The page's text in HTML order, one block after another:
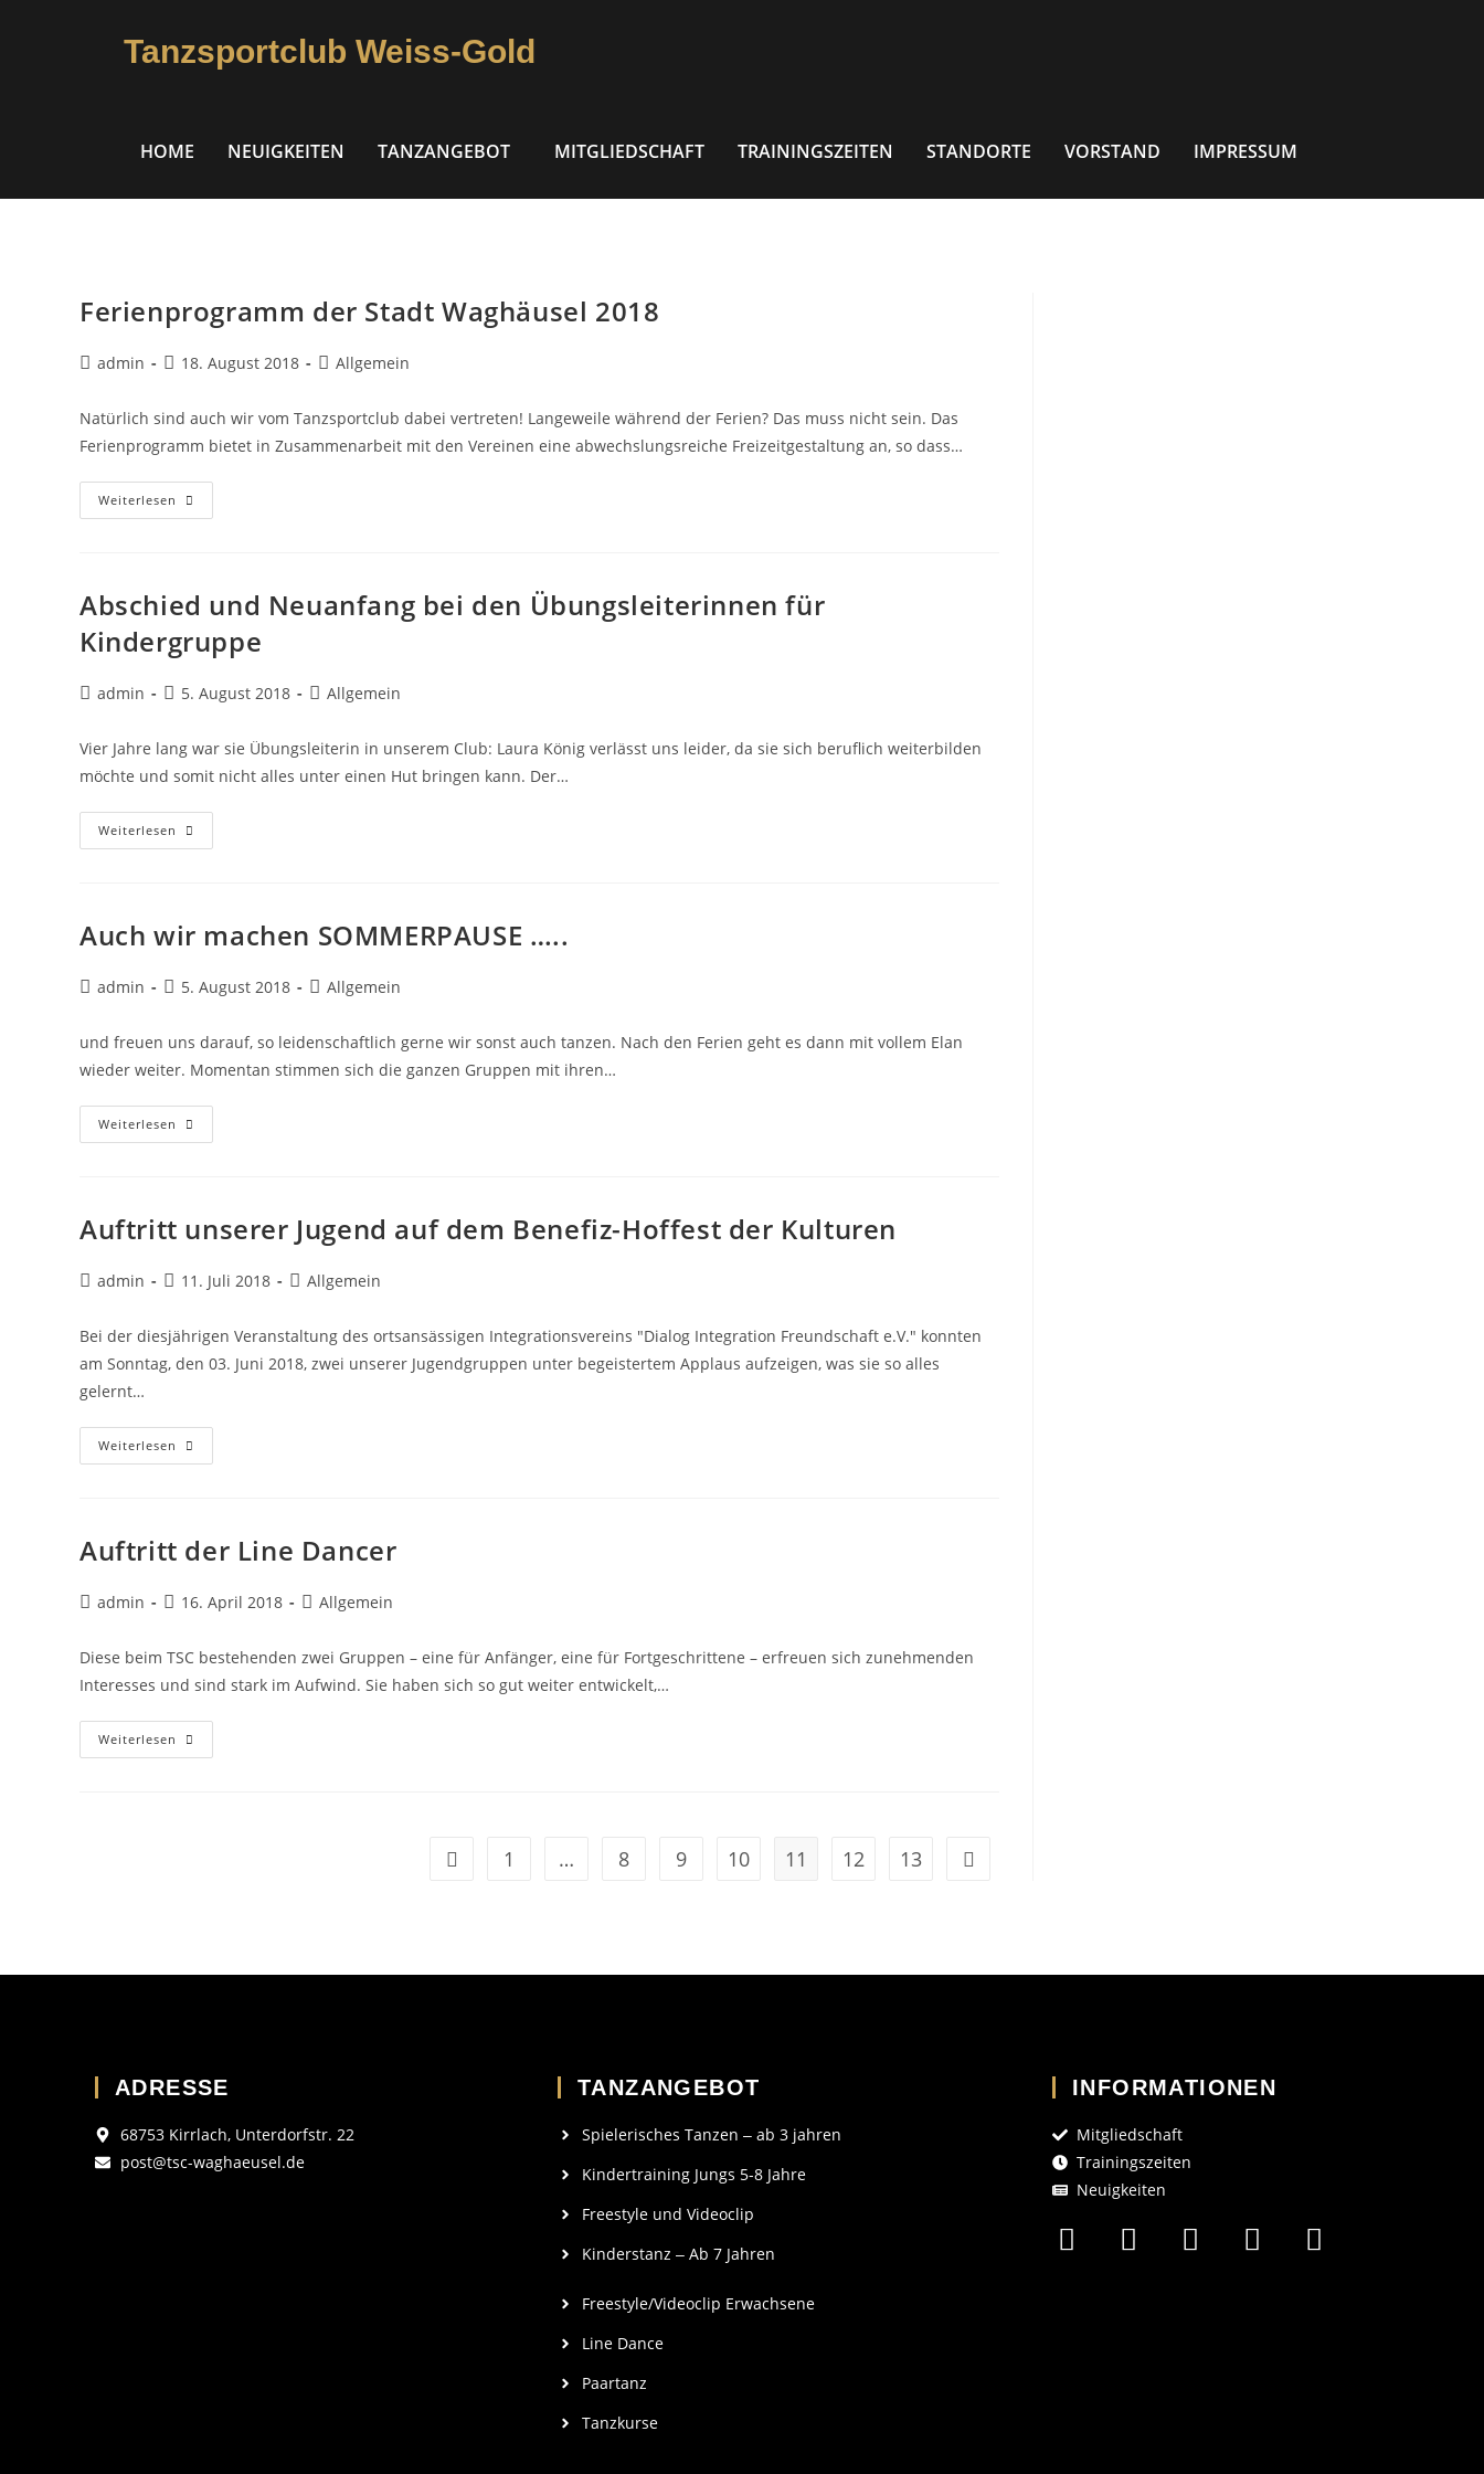
Tanzsportclub Weiss-Gold
HOME NEUIGKEITEN TANZANGEBOT MITGLIEDSCHAFT TRAININGSZEITEN STANDORTE VORSTAND IMPRESSUM
Ferienprogramm der Stadt Waghäusel 2018
admin 18. August 2018 Allgemein
Natürlich sind auch wir vom Tanzsportclub dabei vertreten! Langeweile während der Ferien? Das muss nicht sein. Das
Ferienprogramm bietet in Zusammenarbeit mit den Vereinen eine abwechslungsreiche Freizeitgestaltung an, so dass…
Weiterlesen
Abschied und Neuanfang bei den Übungsleiterinnen für
Kindergruppe
admin 5. August 2018 Allgemein
Vier Jahre lang war sie Übungsleiterin in unserem Club: Laura König verlässt uns leider, da sie sich beruflich weiterbilden
möchte und somit nicht alles unter einen Hut bringen kann. Der…
Weiterlesen
Auch wir machen SOMMERPAUSE …..
admin 5. August 2018 Allgemein
und freuen uns darauf, so leidenschaftlich gerne wir sonst auch tanzen. Nach den Ferien geht es dann mit vollem Elan
wieder weiter. Momentan stimmen sich die ganzen Gruppen mit ihren…
Weiterlesen
Auftritt unserer Jugend auf dem Benefiz-Hoffest der Kulturen
admin 11. Juli 2018 Allgemein
Bei der diesjährigen Veranstaltung des ortsansässigen Integrationsvereins "Dialog Integration Freundschaft e.V." konnten
am Sonntag, den 03. Juni 2018, zwei unserer Jugendgruppen unter begeistertem Applaus aufzeigen, was sie so alles
gelernt…
Weiterlesen
Auftritt der Line Dancer
admin 16. April 2018 Allgemein
Diese beim TSC bestehenden zwei Gruppen – eine für Anfänger, eine für Fortgeschrittene – erfreuen sich zunehmenden
Interesses und sind stark im Aufwind. Sie haben sich so gut weiter entwickelt,…
Weiterlesen
1 … 8 9 10 11 12 13
ADRESSE
68753 Kirrlach, Unterdorfstr. 22
post@tsc-waghaeusel.de
TANZANGEBOT
Spielerisches Tanzen ‒ ab 3 jahren
Kindertraining Jungs 5-8 Jahre
Freestyle und Videoclip
Kinderstanz ‒ Ab 7 Jahren
Freestyle/Videoclip Erwachsene
Line Dance
Paartanz
Tanzkurse
INFORMATIONEN
Mitgliedschaft
Trainingszeiten
Neuigkeiten